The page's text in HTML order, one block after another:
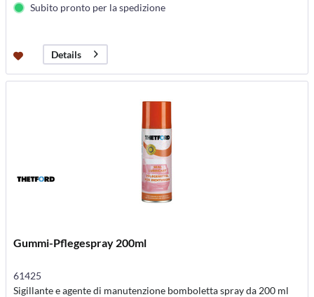
Subito pronto per la spedizione
Details
Gummi-Pflegespray 200ml
61425
Sigillante e agente di manutenzione bomboletta spray da 200 ml